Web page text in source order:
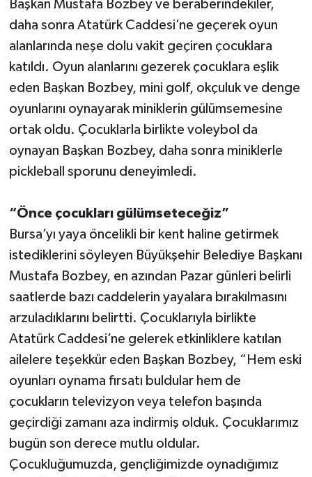
Başkan Mustafa Bozbey ve beraberindekiler,
daha sonra Atatürk Caddesi’ne geçerek oyun
alanlarında neşe dolu vakit geçiren çocuklara
katıldı. Oyun alanlarını gezerek çocuklara eşlik
eden Başkan Bozbey, mini golf, okçuluk ve denge
oyunlarını oynayarak miniklerin gülümsemesine
ortak oldu. Çocuklarla birlikte voleybol da
oynayan Başkan Bozbey, daha sonra miniklerle
pickleball sporunu deneyimledi.
“Önce çocukları gülümseteceğiz”
Bursa’yı yaya öncelikli bir kent haline getirmek
istediklerini söyleyen Büyükşehir Belediye Başkanı
Mustafa Bozbey, en azından Pazar günleri belirli
saatlerde bazı caddelerin yayalara bırakılmasını
arzuladıklarını belirtti. Çocuklarıyla birlikte
Atatürk Caddesi’ne gelerek etkinliklere katılan
ailelere teşekkür eden Başkan Bozbey, “Hem eski
oyunları oynama fırsatı buldular hem de
çocukların televizyon veya telefon başında
geçirdiği zamanı aza indirmiş olduk. Çocuklarımız
bugün son derece mutlu oldular.
Çocukluğumuzda, gençliğimizde oynadığımız